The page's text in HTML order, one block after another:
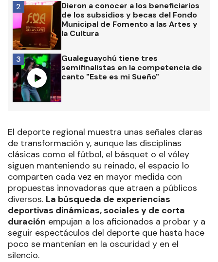
Dieron a conocer a los beneficiarios
de los subsidios y becas del Fondo
Municipal de Fomento a las Artes y
la Cultura
2
Gualeguaychú tiene tres
semifinalistas en la competencia de
canto "Este es mi Sueño"
3
El deporte regional muestra unas señales claras
de transformación y, aunque las disciplinas
clásicas como el fútbol, el básquet o el vóley
siguen manteniendo su reinado, el espacio lo
comparten cada vez en mayor medida con
propuestas innovadoras que atraen a públicos
diversos. La búsqueda de experiencias
deportivas dinámicas, sociales y de corta
duración empujan a los aficionados a probar y a
seguir espectáculos del deporte que hasta hace
poco se mantenían en la oscuridad y en el
silencio.